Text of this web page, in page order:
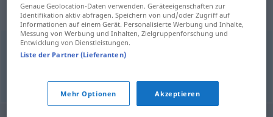
Synonyme für "Redewendung"
(nur so ein) Spruch (ugs.),
© OpenThesaurus.de
Genaue Geolocation-Daten verwenden. Geräteeigenschaften zur
Identifikation aktiv abfragen. Speichern von und/oder Zugriff auf
Informationen auf einem Gerät. Personalisierte Werbung und Inhalte,
Messung von Werbung und Inhalten, Zielgruppenforschung und
Entwicklung von Dienstleistungen.
Liste der Partner (Lieferanten)
Mehr Optionen Akzeptieren